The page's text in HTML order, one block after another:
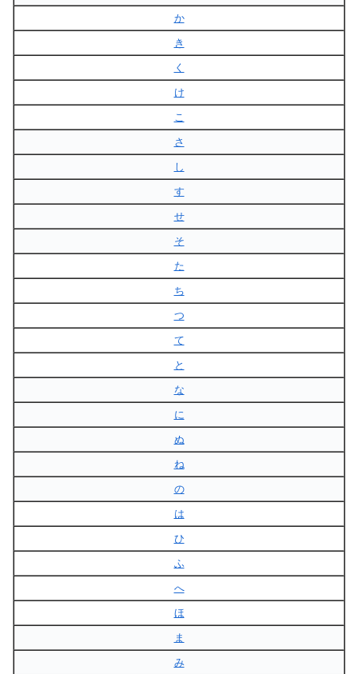
か
き
く
け
こ
さ
し
す
せ
そ
た
ち
つ
て
と
な
に
ぬ
ね
の
は
ひ
ふ
へ
ほ
ま
み